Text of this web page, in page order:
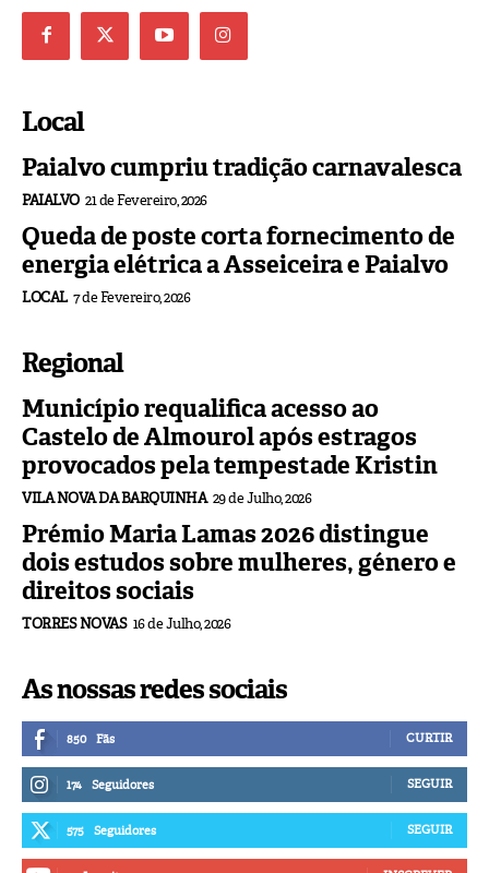
Local
Paialvo cumpriu tradição carnavalesca
PAIALVO 21 de Fevereiro, 2026
Queda de poste corta fornecimento de
energia elétrica a Asseiceira e Paialvo
LOCAL 7 de Fevereiro, 2026
Regional
Município requalifica acesso ao
Castelo de Almourol após estragos
provocados pela tempestade Kristin
VILA NOVA DA BARQUINHA 29 de Julho, 2026
Prémio Maria Lamas 2026 distingue
dois estudos sobre mulheres, género e
direitos sociais
TORRES NOVAS 16 de Julho, 2026
As nossas redes sociais
850 Fãs CURTIR
174 Seguidores SEGUIR
575 Seguidores SEGUIR